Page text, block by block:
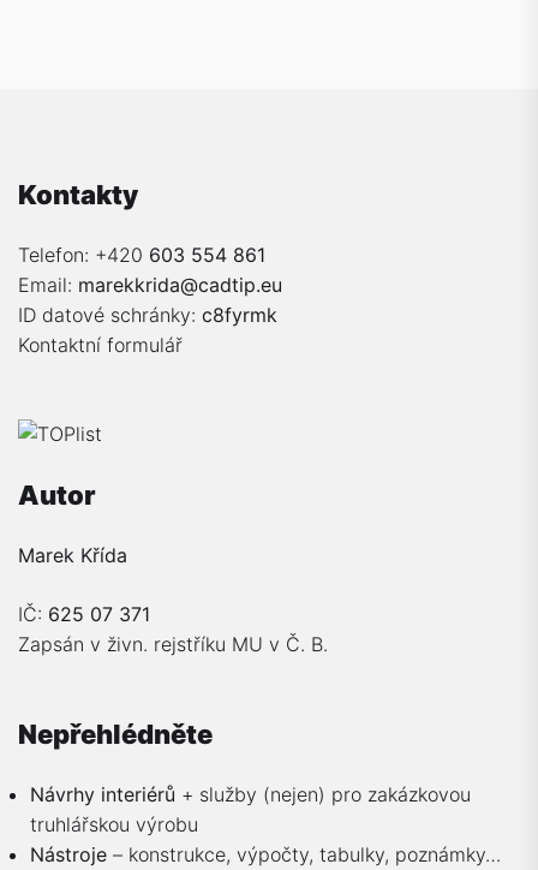
Kontakty
Telefon: +420 603 554 861
Email: marekkrida@cadtip.eu
ID datové schránky: c8fyrmk
Kontaktní formulář
Autor
Marek Křída
IČ: 625 07 371
Zapsán v živn. rejstříku MU v Č. B.
Nepřehlédněte
Návrhy interiérů + služby (nejen) pro zakázkovou
truhlářskou výrobu
Nástroje – konstrukce, výpočty, tabulky, poznámky…